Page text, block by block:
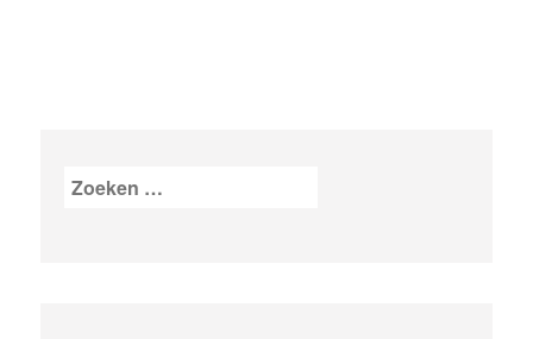
Zoeken
naar: